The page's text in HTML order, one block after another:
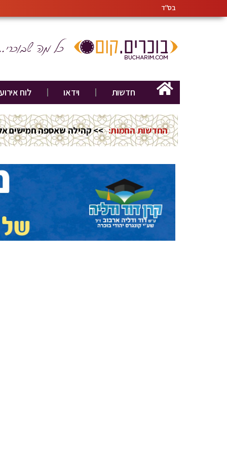
בס"ד
חדשות וידאו לוח
החדשות החמות: >> קהילה שאספה חמישים